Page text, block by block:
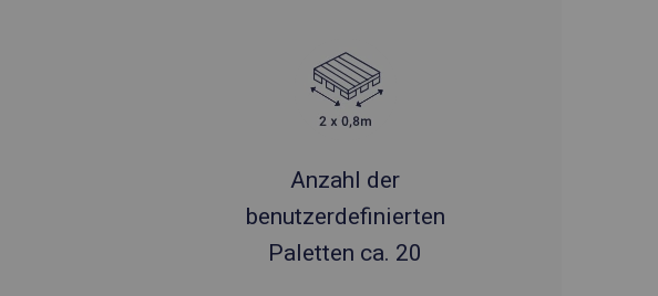
Anzahl der
benutzerdefinierten
Paletten ca. 20